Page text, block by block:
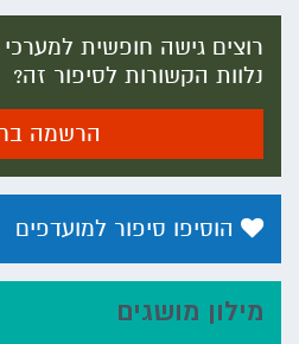
רוצים גישה חופשית למערכי
נלוות הקשורות לסיפור זה?
הרשמה
הוסיפו סיפור למועדפים
מילון מושגים